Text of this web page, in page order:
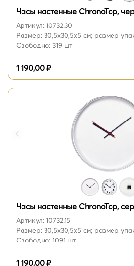
Часы настенные ChronoTop,
Артикул: 10732.30
Размер: 30,5x30,5x5 см; размер
Свободно: 319 шт
1 190,00 ₽
Часы настенные ChronoTop,
Артикул: 10732.15
Размер: 30,5x30,5x5 см; размер
Свободно: 1091 шт
1 190,00 ₽